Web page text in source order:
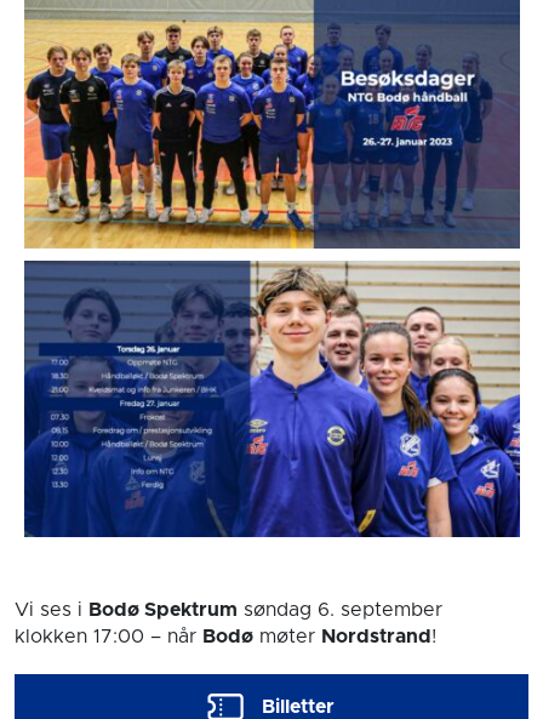
Vi ses i Bodø Spektrum søndag 6. september
klokken 17:00 – når Bodø møter Nordstrand !
Billetter